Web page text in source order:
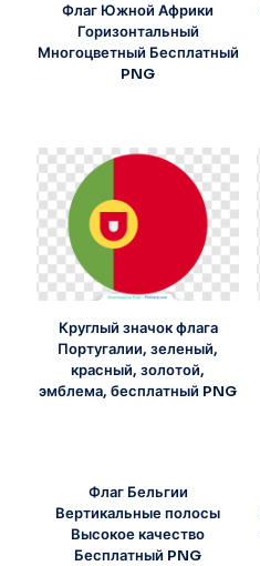
Флаг Южной Африки
Горизонтальный
Многоцветный Бесплатный
PNG
Круглый значок флага
Португалии, зеленый,
красный, золотой,
эмблема, бесплатный PNG
Флаг Бельгии
Вертикальные полосы
Высокое качество
Бесплатный PNG